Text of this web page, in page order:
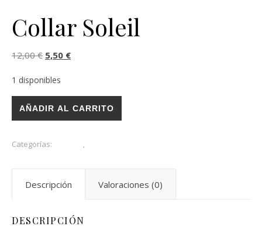
Collar Soleil
12,00€ El precio original era: 12,00 €.
5,50 €El precio actual es: 5,50 €.
1 disponibles
Collar Soleil cantidad
AÑADIR AL CARRITO
Categorías: ,
Descripción Valoraciones (0)
DESCRIPCIÓN